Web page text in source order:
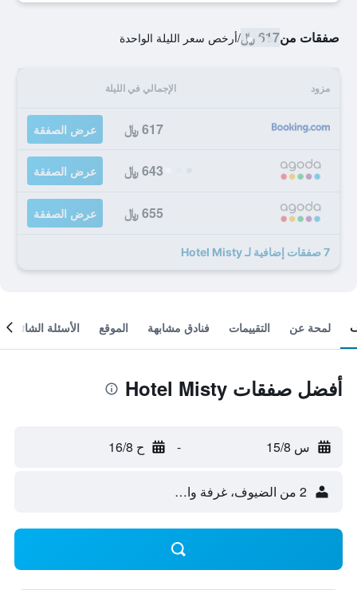
صفقات من617 ﷼ /أرخص سعر الليلة الواحدة
مزود الإجمالي في الليلة
617 ﷼ عرض الصفقة
643 ﷼ عرض الصفقة
655 ﷼ عرض الصفقة
7 صفقات إضافية لـ Hotel Misty
لمحة عن التقييمات فنادق مشابهة الموقع الأسئلة الشائعة
أفضل صفقات Hotel Misty
س 15/8 - ح 16/8
2 من الضيوف، غرفة واحدة